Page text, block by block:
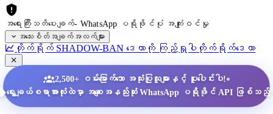
အရေးကြီးသတိပေးချက်- WhatsApp ပရိုဖိုင်ပုံ အကျုံးဝင်မှု
အသေးစိတ်အချက်အလက်များ
တိုက်ရိုက် SHADOW-BAN ဒေတာကို ကြည့်ရှုပါ တိုက်ရိုက်ဒေတာ
2,500+ ဝမ်းမြောက်သော အသုံးပြုသူများနှင့် ပူးပေါင်းပါ!•
ရွေးချယ်စရာအားလုံးထဲမှာ အစျေးအနည်းဆုံး WhatsApp ပရိုဖိုင် API ဖြစ်သ